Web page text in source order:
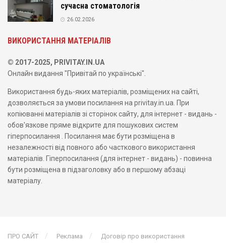
сучасна стоматологія
26.02.2026
ВИКОРИСТАННЯ МАТЕРІАЛІВ
© 2017-2025, PRIVITAY.IN.UA
Онлайн видання "Привітай по українські".
Використання будь-яких матеріалів, розміщених на сайті,
дозволяється за умови посилання на privitay.in.ua. При
копіюванні матеріалів зі сторінок сайту, для інтернет - видань -
обов'язкове пряме відкрите для пошукових систем
гіперпосилання . Посилання має бути розміщена в
незалежності від повного або часткового використання
матеріалів. Гіперпосилання (для інтернет - видань) - повинна
бути розміщена в підзаголовку або в першому абзаці
матеріалу.
ПРО САЙТ Реклама Договір про використання